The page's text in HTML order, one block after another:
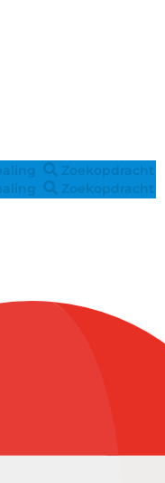
Zoekopdracht
Zoekopdracht